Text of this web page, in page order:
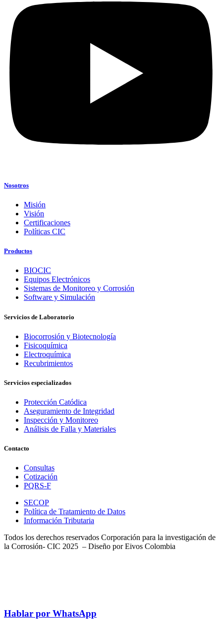
Nosotros
Misión
Visión
Certificaciones
Políticas CIC
Productos
BIOCIC
Equipos Electrónicos
Sistemas de Monitoreo y Corrosión
Software y Simulación
Servicios de Laboratorio
Biocorrosión y Biotecnología
Fisicoquímica
Electroquímica
Recubrimientos
Servicios especializados
Protección Catódica
Aseguramiento de Integridad
Inspección y Monitoreo
Análisis de Falla y Materiales
Contacto
Consultas
Cotización
PQRS-F
SECOP
Política de Tratamiento de Datos
Información Tributaria
Todos los derechos reservados Corporación para la investigación de
la Corrosión- CIC 2025 – Diseño por Eivos Colombia
Hablar por WhatsApp